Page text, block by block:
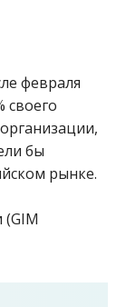
февраля
своего
бы
рынке.